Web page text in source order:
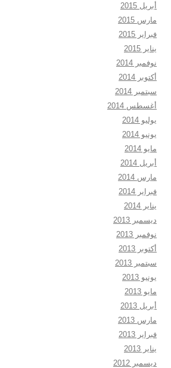
أبريل 2015
مارس 2015
فبراير 2015
يناير 2015
نوفمبر 2014
أكتوبر 2014
سبتمبر 2014
أغسطس 2014
يوليو 2014
يونيو 2014
مايو 2014
أبريل 2014
مارس 2014
فبراير 2014
يناير 2014
ديسمبر 2013
نوفمبر 2013
أكتوبر 2013
سبتمبر 2013
يونيو 2013
مايو 2013
أبريل 2013
مارس 2013
فبراير 2013
يناير 2013
ديسمبر 2012